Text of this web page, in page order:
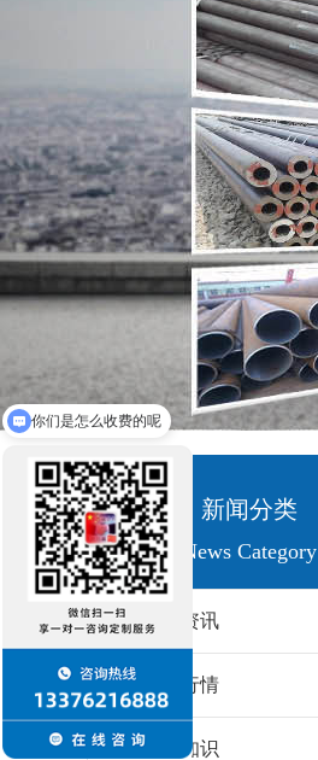
新闻分类
News Category
新闻资讯
价格行情
钢管知识
你们是怎么收费的呢